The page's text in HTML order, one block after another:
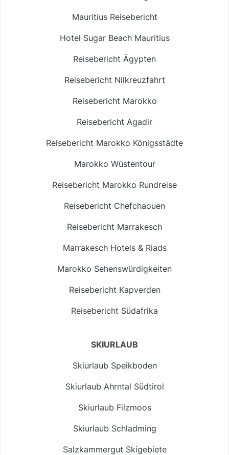
Mauritius Reisebericht
Hotel Sugar Beach Mauritius
Reisebericht Ägypten
Reisebericht Nilkreuzfahrt
Reisebericht Marokko
Reisebericht Agadir
Reisebericht Marokko Königsstädte
Marokko Wüstentour
Reisebericht Marokko Rundreise
Reisebericht Chefchaouen
Reisebericht Marrakesch
Marrakesch Hotels & Riads
Marokko Sehenswürdigkeiten
Reisebericht Kapverden
Reisebericht Südafrika
SKIURLAUB
Skiurlaub Speikboden
Skiurlaub Ahrntal Südtirol
Skiurlaub Filzmoos
Skiurlaub Schladming
Salzkammergut Skigebiete